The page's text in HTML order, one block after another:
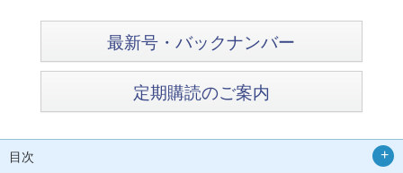
最新号・バックナンバー
定期購読のご案内
目次